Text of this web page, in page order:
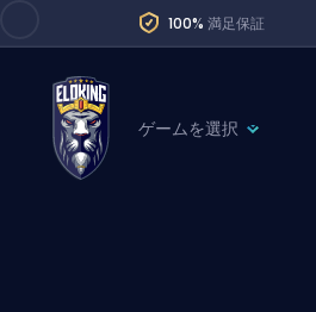
100% 満足保証
ゲームを選択